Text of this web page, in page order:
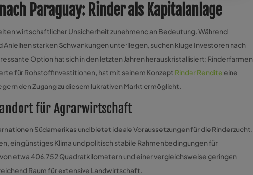
Paraguay: Rinder als Kapitalanlage
wirtschaftlicher Unsicherheit zunehmend an Bedeutung. Während
starken Schwankungen unterliegen, suchen kluge Investoren nach
Option hat sich in den letzten Jahren herauskristallisiert: Rinderfarmen
für Rohstoffinvestitionen, hat mit seinem Konzept Rinder Rendite eine
den Zugang zu diesem lukrativen Markt ermöglicht.
für Agrarwirtschaft
Südamerikas und bietet ideale Voraussetzungen für die Rinderzucht.
ein günstiges Klima und politisch stabile Rahmenbedingungen für
etwa 406.752 Quadratkilometern und einer vergleichsweise geringen
Raum für extensive Landwirtschaft.